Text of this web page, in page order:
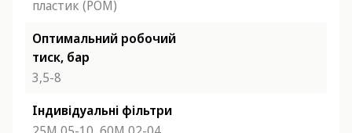
пластик (POM)
Оптимальний робочий
тиск, бар
3,5-8
Індивідуальні фільтри